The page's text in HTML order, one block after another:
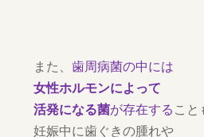
また、歯周病菌の中には
女性ホルモンによって
活発になる菌が存在する こと
妊娠中に歯ぐきの腫れや